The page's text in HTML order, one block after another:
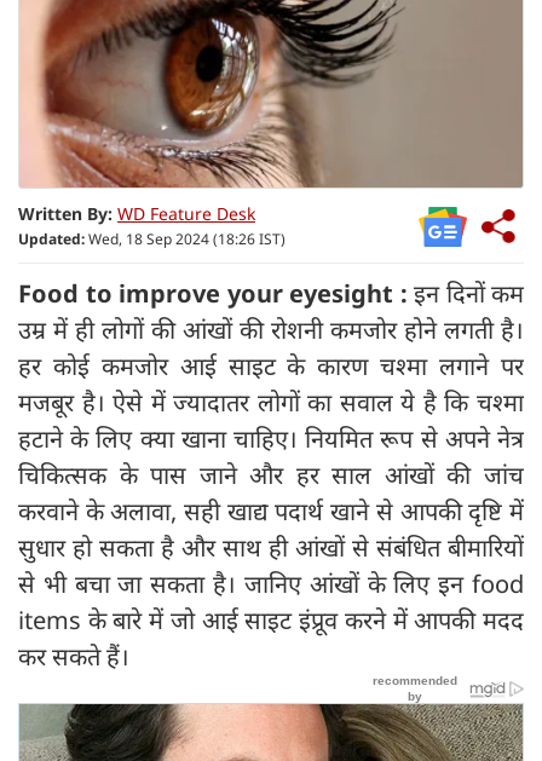
Written By: WD Feature Desk
Updated:Wed, 18 Sep 2024 (18:26 IST)
Food to improve your eyesight : इन दिनों कम
उम्र में ही लोगों की आंखों की रोशनी कमजोर होने लगती है।
हर कोई कमजोर आई साइट के कारण चश्मा लगाने पर
मजबूर है। ऐसे में ज्यादातर लोगों का सवाल ये है कि चश्मा
हटाने के लिए क्या खाना चाहिए। नियमित रूप से अपने नेत्र
चिकित्सक के पास जाने और हर साल आंखों की जांच
करवाने के अलावा, सही खाद्य पदार्थ खाने से आपकी दृष्टि में
सुधार हो सकता है और साथ ही आंखों से संबंधित बीमारियों
से भी बचा जा सकता है। जानिए आंखों के लिए इन food
items के बारे में जो आई साइट इंप्रूव करने में आपकी मदद
कर सकते हैं।